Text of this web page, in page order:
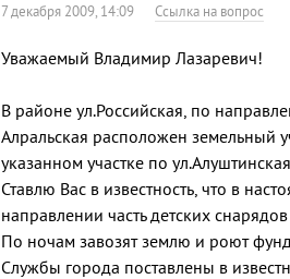
7 декабря 2009, 14:09 Ссылка на вопрос
Уважаемый Владимир Лазаревич!
В районе ул.Российская, по
Алральская расположен земельный
указанном участке по
Ставлю Вас в известность, что в
направлении часть детских
По ночам завозят землю и роют
Службы города поставлены в